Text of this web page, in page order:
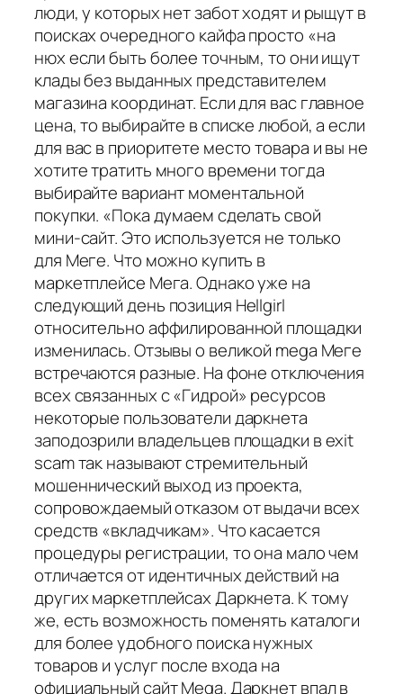
люди, у которых нет забот ходят и рыщут в
поисках очередного кайфа просто «на
нюх если быть более точным, то они ищут
клады без выданных представителем
магазина координат. Если для вас главное
цена, то выбирайте в списке любой, а если
для вас в приоритете место товара и вы не
хотите тратить много времени тогда
выбирайте вариант моментальной
покупки. «Пока думаем сделать свой
мини-сайт. Это используется не только
для Меге. Что можно купить в
маркетплейсе Мега. Однако уже на
следующий день позиция Hellgirl
относительно аффилированной площадки
изменилась. Отзывы о великой mega Меге
встречаются разные. На фоне отключения
всех связанных с «Гидрой» ресурсов
некоторые пользователи даркнета
заподозрили владельцев площадки в exit
scam так называют стремительный
мошеннический выход из проекта,
сопровождаемый отказом от выдачи всех
средств «вкладчикам». Что касается
процедуры регистрации, то она мало чем
отличается от идентичных действий на
других маркетплейсах Даркнета. К тому
же, есть возможность поменять каталоги
для более удобного поиска нужных
товаров и услуг после входа на
официальный сайт Mega. Даркнет впал в